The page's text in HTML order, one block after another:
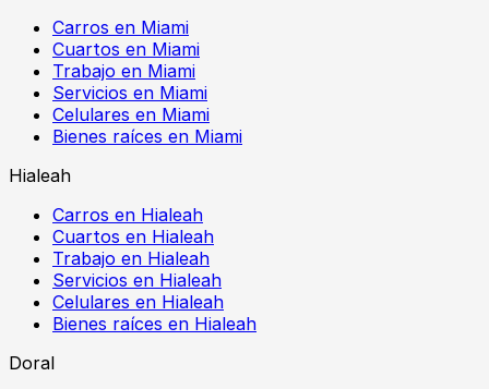
Carros en Miami
Cuartos en Miami
Trabajo en Miami
Servicios en Miami
Celulares en Miami
Bienes raíces en Miami
Hialeah
Carros en Hialeah
Cuartos en Hialeah
Trabajo en Hialeah
Servicios en Hialeah
Celulares en Hialeah
Bienes raíces en Hialeah
Doral